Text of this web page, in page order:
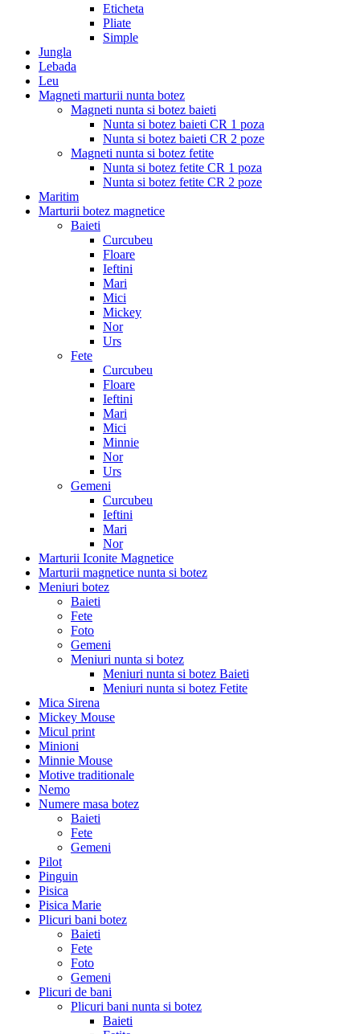
Eticheta
Pliate
Simple
Jungla
Lebada
Leu
Magneti marturii nunta botez
Magneti nunta si botez baieti
Nunta si botez baieti CR 1 poza
Nunta si botez baieti CR 2 poze
Magneti nunta si botez fetite
Nunta si botez fetite CR 1 poza
Nunta si botez fetite CR 2 poze
Maritim
Marturii botez magnetice
Baieti
Curcubeu
Floare
Ieftini
Mari
Mici
Mickey
Nor
Urs
Fete
Curcubeu
Floare
Ieftini
Mari
Mici
Minnie
Nor
Urs
Gemeni
Curcubeu
Ieftini
Mari
Nor
Marturii Iconite Magnetice
Marturii magnetice nunta si botez
Meniuri botez
Baieti
Fete
Foto
Gemeni
Meniuri nunta si botez
Meniuri nunta si botez Baieti
Meniuri nunta si botez Fetite
Mica Sirena
Mickey Mouse
Micul print
Minioni
Minnie Mouse
Motive traditionale
Nemo
Numere masa botez
Baieti
Fete
Gemeni
Pilot
Pinguin
Pisica
Pisica Marie
Plicuri bani botez
Baieti
Fete
Foto
Gemeni
Plicuri de bani
Plicuri bani nunta si botez
Baieti